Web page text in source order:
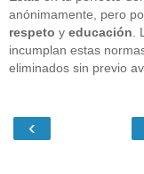
anónimamente, pero
respeto y educación
incumplan estas
eliminados sin previo
‹